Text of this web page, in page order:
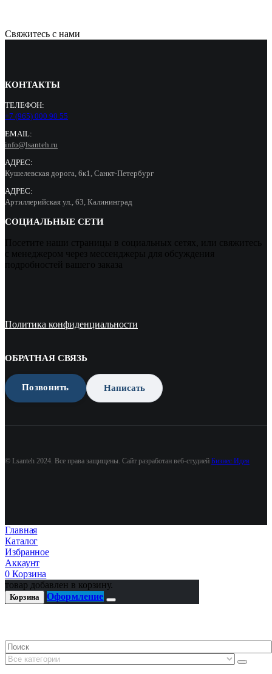
Свяжитесь с нами
КОНТАКТЫ
ТЕЛЕФОН:
+7 (965) 000 90 55
EMAIL:
info@lsanteh.ru
АДРЕС:
Кушелевская дорога, 6к1, Санкт-Петербург
АДРЕС:
Артиллерийская ул., 63, Калининград
СОЦИАЛЬНЫЕ СЕТИ
Посетите наши страницы в социальных сетях, или свяжитесь
с менеджером через мессенджеры для обсуждения
подробностей вашего заказа
Политика конфиденциальности
ОБРАТНАЯ СВЯЗЬ
Позвонить Написать
© Lsanteh 2024. Все права защищены. Сайт разработан веб-студией Бизнес Идея
Главная
Каталог
Избранное
Аккаунт
0 Корзина
товар добавлен в корзину.
Корзина Оформление